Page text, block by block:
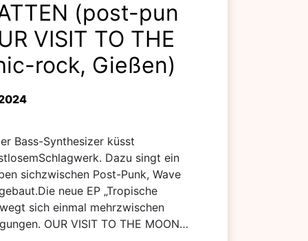
(post-pun
VISIT TO THE
rock, Gießen)
Bass-Synthesizer küsst
Dazu singt ein
sichzwischen Post-Punk, Wave
neue EP „Tropische
sich einmal mehrzwischen
OUR VISIT TO THE MOON…